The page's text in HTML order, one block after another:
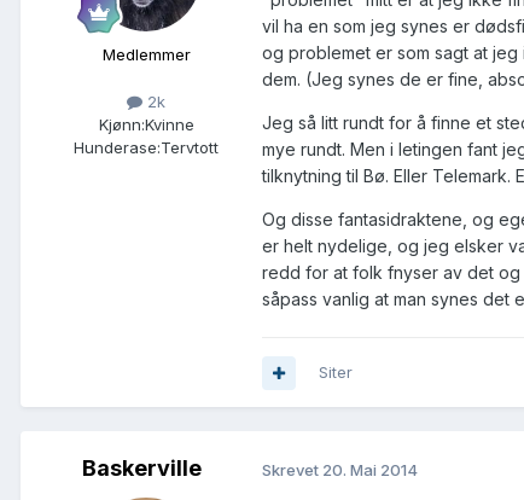
Medlemmer
2k
Kjønn:Kvinne
Hunderase:Tervtott
vil ha en som jeg synes er
og problemet er som sagt at
dem. (Jeg synes de er fine,
Jeg så litt rundt for å finne et
mye rundt. Men i letingen fant
tilknytning til Bø. Eller
Og disse fantasidraktene, og
er helt nydelige, og jeg elsker
redd for at folk fnyser av det og
såpass vanlig at man synes det
Siter
Baskerville Skrevet 20. Mai 2014